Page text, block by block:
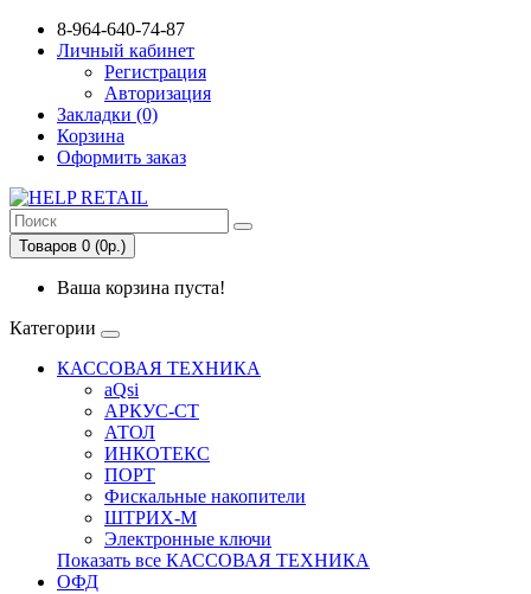
8-964-640-74-87
Личный кабинет
Регистрация
Авторизация
Закладки (0)
Корзина
Оформить заказ
Товаров 0 (0р.)
Ваша корзина пуста!
Категории
КАССОВАЯ ТЕХНИКА
aQsi
АРКУС-СТ
АТОЛ
ИНКОТЕКС
ПОРТ
Фискальные накопители
ШТРИХ-М
Электронные ключи
Показать все КАССОВАЯ ТЕХНИКА
ОФД